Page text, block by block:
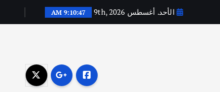
الأحد. أغسطس 9th, 2026 9:10:48 AM